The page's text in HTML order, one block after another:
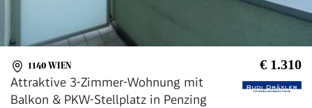
1140 WIEN € 1.310
Attraktive 3-Zimmer-Wohnung mit
Balkon & PKW-Stellplatz in Penzing